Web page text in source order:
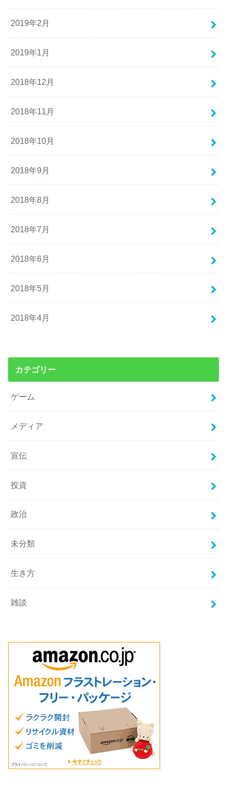
2019年2月
2019年1月
2018年12月
2018年11月
2018年10月
2018年9月
2018年8月
2018年7月
2018年6月
2018年5月
2018年4月
カテゴリー
ゲーム
メディア
宣伝
投資
政治
未分類
生き方
雑談